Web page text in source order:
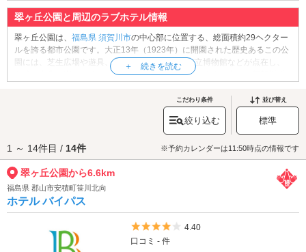
翠ヶ丘公園と周辺のラブホテル情報
翠ヶ丘公園は、 福島県 須賀川市の中心部に位置する、総面積約29ヘクター
ルを誇る都市公園です。大正13年（1923年）に開園された歴史あるこの公
園には、芝生広場や遊具、展望デッキ、須賀川市立博物館などが点在し、
自然と文化を楽しめるスポットとして親しまれています。春には須賀川川
り。秋は紅葉が園内を鮮やかに彩り、四季折々の景観が魅力です。園内の
カフェで一息つけば、より心温まる時間を過ごせるはず。ふたりでのんび
りと散策しながら、癒しのひとときを楽しんでみてはいかがでしょうか。
鏡石エリアのラブホテル、安積・須賀川エリアのラブホ
テル からもアクセスが便利です。
こだわり条件
絞り込む
並び替え
標準
1 ～ 14件目 / 14件 ※予約カレンダーは11:50時点の情報です
翠ヶ丘公園から6.6km
福島県 郡山市安積町笹川北向
ホテル バイパス
5つ星のうち4
4.40
口コミ - 件